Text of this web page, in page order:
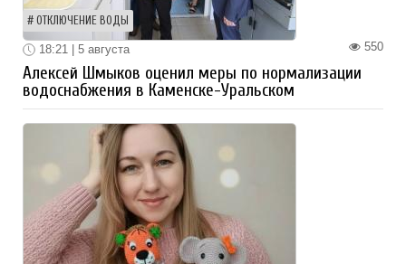
ОТКЛЮЧЕНИЕ ВОДЫ
550
18:21 | 5 августа
Алексей Шмыков оценил меры по нормализации
водоснабжения в Каменске-Уральском